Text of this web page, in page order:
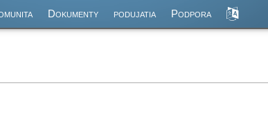
Dokumenty podujatia Podpora